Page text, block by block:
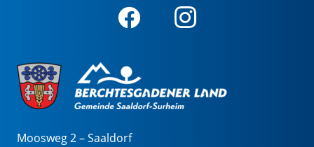
Moosweg 2 – Saaldorf